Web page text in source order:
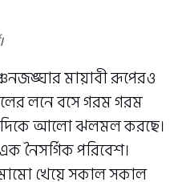
মায়াবী রূপেরও
লনে বসে গরম গরম
আলো ঝলমল করছে।
নৈসর্গিক পরিবেশ।
খেয়ে সকাল সকাল